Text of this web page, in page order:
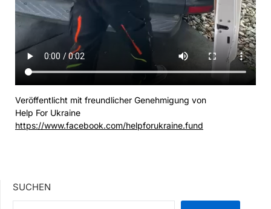
Veröffentlicht mit freundlicher Genehmigung von
Help For Ukraine
https://www.facebook.com/helpforukraine.fund
SUCHEN